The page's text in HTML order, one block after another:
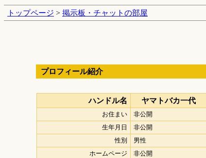
トップページ > 掲示板・チャットの部屋
プロフィール紹介
ハンドル名 ヤマトバカ一代
お住まい
非公開
生年月日
非公開
性別
男性
ホームページ
非公開